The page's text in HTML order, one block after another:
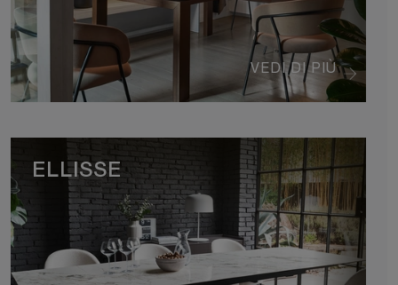
VEDI DI PIÙ
ELLISSE